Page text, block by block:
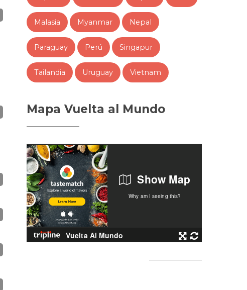
Malasia Myanmar Nepal
Paraguay Perú Singapur
Tailandia Uruguay Vietnam
Mapa Vuelta al Mundo